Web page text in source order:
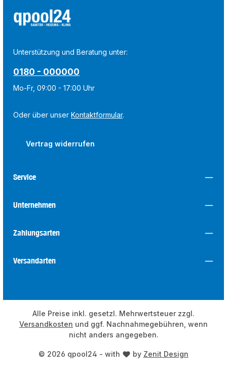
Unterstützung und Beratung unter:
0180 - 000000
Mo-Fr, 09:00 - 17:00 Uhr
Oder über unserKontaktformular.
Vertrag widerrufen
Service
Unternehmen
Zahlungsarten
Versandarten
© 2026 qpool24 - with by Zenit Design
Alle Preise inkl. gesetzl. Mehrwertsteuer zzgl.
Versandkosten und ggf. Nachnahmegebühren, wenn
nicht anders angegeben.